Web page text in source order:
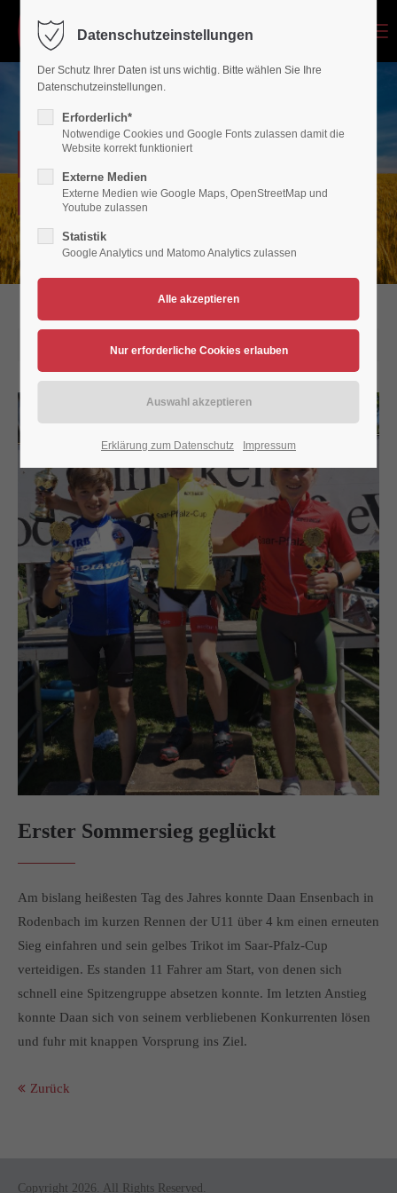
Login
Benutzername
Anmelden
Support
24h/ 365days
We offer support for our customers
Mon - Fri 8:00am - 5:00pm
(GMT +1)
Get in touch
Cybersteel Inc.
376-293 City Road, Suite 600
San Francisco, CA 94102
Have any questions?
+44 1234 567 890
Drop us a line
Aenean commodo ligula eget dolor. Aenean massa. Cum
nascetur ridiculus mus. Donec quam felis, ultricies nec.
NEWSARCHIV
Verein für Bewegungsspiele 1936/45 Polch/Maifeld e.V.
20.08.2019 11:18
Erster Sommersieg geglückt
Am bislang heißesten Tag des Jahres konnte Daan Ensenbach in
Rodenbach im kurzen Rennen der U11 über 4 km einen erneuten
Sieg einfahren und sein gelbes Trikot im Saar-Pfalz-Cup
verteidigen. Es standen 11 Fahrer am Start, von denen sich
schnell eine Spitzengruppe absetzen konnte. Im letzten Anstieg
konnte Daan sich von seinem verbliebenen Konkurrenten lösen
und fuhr mit knappen Vorsprung ins Ziel.
Zurück
Copyright 2026. All Rights Reserved.
Datenschutzeinstellungen
Der Schutz Ihrer Daten ist uns wichtig. Bitte wählen Sie Ihre
Datenschutzeinstellungen.
Erforderlich*
Notwendige Cookies und Google Fonts zulassen damit die
Website korrekt funktioniert
Externe Medien
Externe Medien wie Google Maps, OpenStreetMap und
Youtube zulassen
Statistik
Google Analytics und Matomo Analytics zulassen
Erklärung zum Datenschutz Impressum